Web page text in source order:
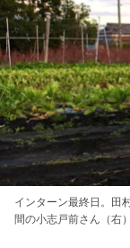
インターン最終日。田
間の小志戸前さん（